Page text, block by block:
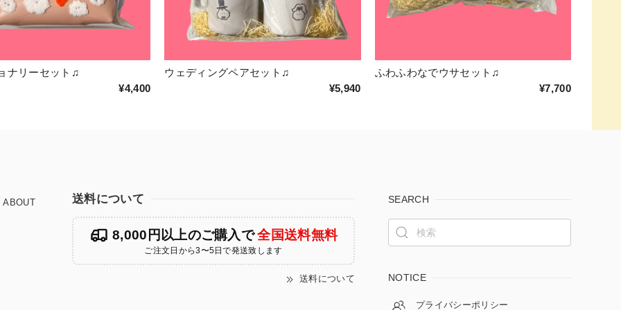
ナリーセット♫
¥4,400
ウェディングペアセット♫
¥5,940
ふわふわなでウサセット♫
¥7,700
ABOUT 送料について
8,000円以上のご購入で 全国送料無料
ご注文日から3〜5日で発送致します
送料について
SEARCH
NOTICE
プライバシーポリシー